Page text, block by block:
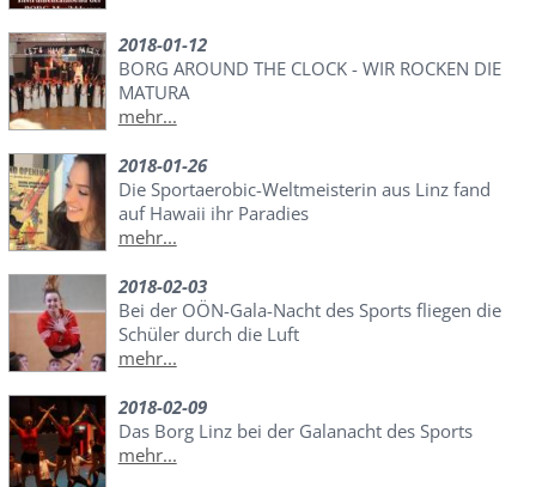
2018-01-12
BORG AROUND THE CLOCK - WIR ROCKEN DIE
MATURA
mehr...
2018-01-26
Die Sportaerobic-Weltmeisterin aus Linz fand
auf Hawaii ihr Paradies
mehr...
2018-02-03
Bei der OÖN-Gala-Nacht des Sports fliegen die
Schüler durch die Luft
mehr...
2018-02-09
Das Borg Linz bei der Galanacht des Sports
mehr...